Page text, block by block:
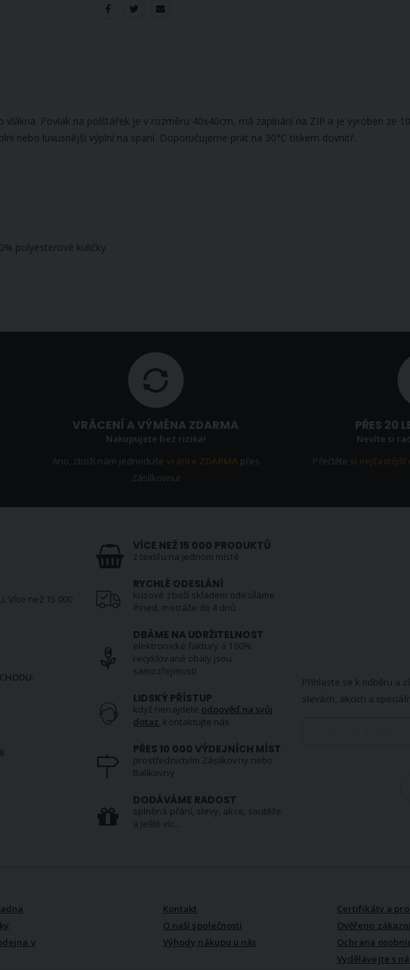
Povlak na polštářek je v rozměru 40x40cm, má zapínání na ZIP a je vyroben ze
nebo luxusnější výplní na spaní. Doporučujeme prát na 30°C tiskem dovnitř.
polyesterové kuličky
VRÁCENÍ A VÝMĚNA ZDARMA
Nakupujete bez rizika!
Ano, zboží nám jednoduševrátíte ZDARMA přes
Zásilkovnu!
PŘES 20
Nevíte si
Přečtěte si nejčastější
Více než 15 000
VÍCE NEŽ 15 000 PRODUKTŮ
z textilu na jednom místě
RYCHLÉ ODESLÁNÍ
kusové zboží skladem odesíláme
ihned, metráže do 4 dnů
DBÁME NA UDRŽITELNOST
elektronické faktury a 100%
recyklované obaly jsou
samozřejmostí
LIDSKÝ PŘÍSTUP
když nenajdete odpověď na svůj
dotaz, kontaktujte nás
PŘES 10 000 VÝDEJNÍCH MÍST
prostřednictvím Zásilkovny nebo
Balíkovny
DODÁVÁME RADOST
splněná přání, slevy, akce, soutěže
a ještě víc...
Přihlaste se k odběru a
slevách, akcích a
v
Kontakt
O naší společnosti
Výhody nákupu u nás
Certifikáty a
Ověřeno
Ochrana
Vydělávejte s